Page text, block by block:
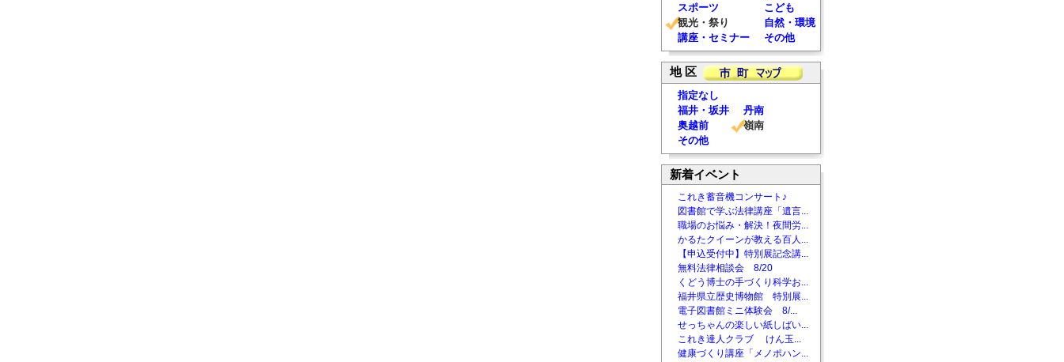
スポーツ
こども
観光・祭り
自然・環境
講座・セミナー
その他
地 区
指定なし
福井・坂井
丹南
奥越前
嶺南
その他
新着イベント
これき蓄音機コンサート♪
図書館で学ぶ法律講座「遺言...
職場のお悩み・解決！夜間労...
かるたクイーンが教える百人...
【申込受付中】特別展記念講...
無料法律相談会 8/20
くどう博士の手づくり科学お...
福井県立歴史博物館 特別展...
電子図書館ミニ体験会 8/...
せっちゃんの楽しい紙しばい...
これき達人クラブ けん玉...
健康づくり講座「メノポハン...